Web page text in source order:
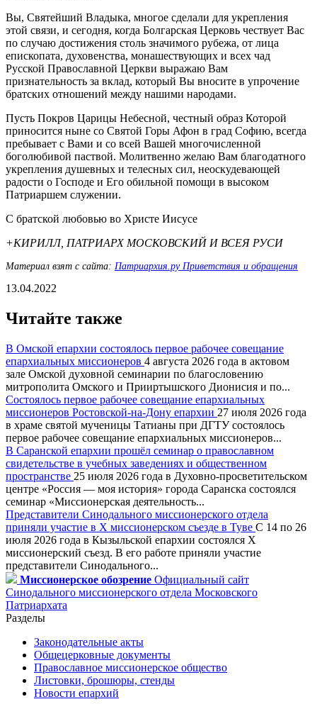
Вы, Святейший Владыка, многое сделали для укрепления
этой связи, и сегодня, когда Болгарская Церковь чествует Вас
по случаю достижения столь значимого рубежа, от лица
епископата, духовенства, монашествующих и всех чад
Русской Православной Церкви выражаю Вам
признательность за вклад, который Вы вносите в упрочение
братских отношений между нашими народами.
Пусть Покров Царицы Небесной, честный образ Которой
приносится ныне со Святой Горы Афон в град Софию, всегда
пребывает с Вами и со всей Вашей многочисленной
боголюбивой паствой. Молитвенно желаю Вам благодатного
укрепления душевных и телесных сил, неоскудевающей
радости о Господе и Его обильной помощи в высоком
Патриаршем служении.
С братской любовью во Христе Иисусе
+КИРИЛЛ, ПАТРИАРХ МОСКОВСКИЙ И ВСЕЯ РУСИ
Материал взят с сайта: Патриархия.ру Приветствия и обращения
13.04.2022
Читайте также
В Омской епархии состоялось первое рабочее совещание
епархиальных миссионеров 4 августа 2026 года в актовом
зале Омской духовной семинарии по благословению
митрополита Омского и Прииртышского Дионисия и по...
Состоялось первое рабочее совещание епархиальных
миссионеров Ростовской-на-Дону епархии 27 июля 2026 года
в храме святой мученицы Татианы при ДГТУ состоялось
первое рабочее совещание епархиальных миссионеров...
В Саранской епархии прошёл семинар о православном
свидетельстве в учебных заведениях и общественном
пространстве 25 июля 2026 года в Духовно-просветительском
центре «Россия — моя история» города Саранска состоялся
семинар «Миссионерская деятельность...
Представители Синодального миссионерского отдела
приняли участие в X миссионерском съезде в Туве С 14 по 26
июля 2026 года в Кызыльской епархии состоялся X
миссионерский съезд. В его работе приняли участие
представители Синодального...
Миссионерское обозрение Официальный сайт
Синодального миссионерского отдела Московского
Патриархата
Разделы
Законодательные акты
Общецерковные документы
Православное миссионерское общество
Листовки, брошюры, стенды
Новости епархий